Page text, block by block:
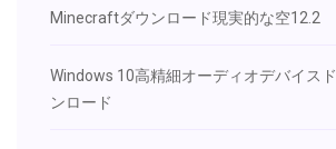
Minecraftダウンロード現実的な空12.2
Windows 10高精細オーディオデバイス
ンロード